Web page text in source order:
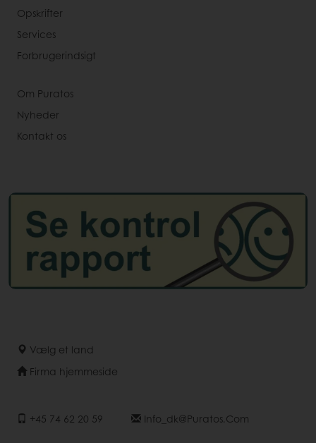
Opskrifter
Services
Forbrugerindsigt
Om Puratos
Nyheder
Kontakt os
Vælg et land
Firma hjemmeside
+45 74 62 20 59 Info_dk@puratos.com